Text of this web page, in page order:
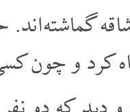
گماشته
کرد و چون